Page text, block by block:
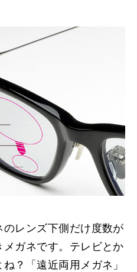
レンズ下側だけ度数が
ガネです。テレビとか
？「遠近両用メガネ」